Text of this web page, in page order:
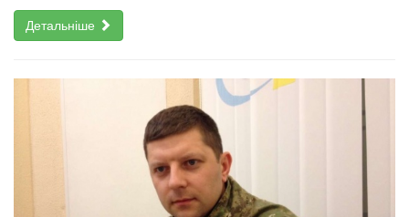
Детальніше